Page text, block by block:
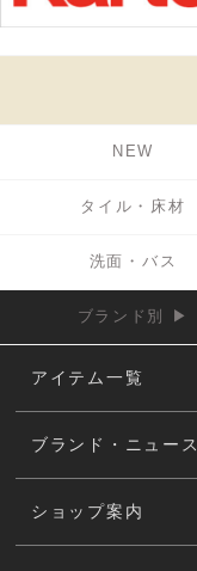
NEW
タイル・床材
洗面・バス
ブランド別 ▶
アイテム一覧
ブランド・ニュース
ショップ案内